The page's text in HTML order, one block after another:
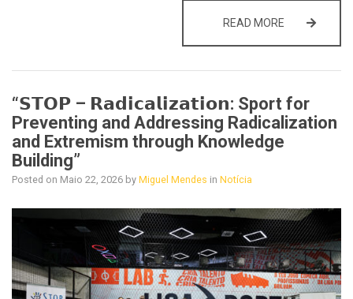
READ MORE JOVENS
“𝗦𝗧𝗢𝗣 – 𝗥𝗮𝗱𝗶𝗰𝗮𝗹𝗶𝘇𝗮𝘁𝗶𝗼𝗻: Sport for
Preventing and Addressing Radicalization
and Extremism through Knowledge
Building”
Posted on Maio 22, 2026 by Miguel Mendes in Notícia